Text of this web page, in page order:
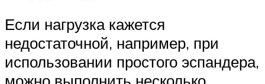
Если нагрузка кажется
недостаточной, например, при
использовании простого эспандера,
можно выполнить несколько